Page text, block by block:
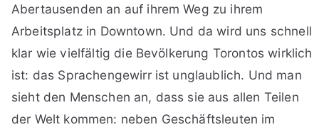
Abertausenden an auf ihrem Weg zu ihrem
Arbeitsplatz in Downtown. Und da wird uns schnell
klar wie vielfältig die Bevölkerung Torontos wirklich
ist: das Sprachengewirr ist unglaublich. Und man
sieht den Menschen an, dass sie aus allen Teilen
der Welt kommen: neben Geschäftsleuten im